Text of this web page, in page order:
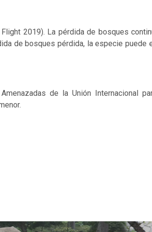
2019). La pérdida de bosques
de bosques pérdida, la especie puede
de la Unión Internacional